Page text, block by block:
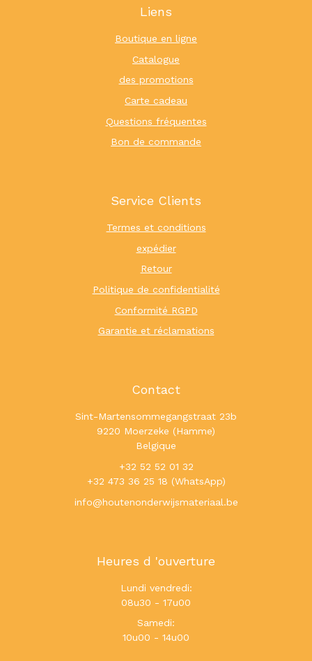
Liens
Boutique en ligne
Catalogue
des promotions
Carte cadeau
Questions fréquentes
Bon de commande
Service Clients
Termes et conditions
expédier
Retour
Politique de confidentialité
Conformité RGPD
Garantie et réclamations
Contact
Sint-Martensommegangstraat 23b
9220 Moerzeke (Hamme)
Belgique
+32 52 52 01 32
+32 473 36 25 18 (WhatsApp)
info@houtenonderwijsmateriaal.be
Heures d 'ouverture
Lundi vendredi:
08u30 - 17u00
Samedi:
10u00 - 14u00